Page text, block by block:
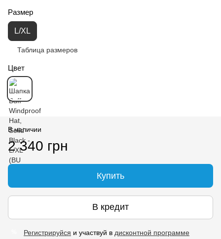
Размер
L/XL
Таблица размеров
Цвет
В наличии
2 340 грн
Купить
В кредит
Регистрируйся и участвуй в дисконтной программе